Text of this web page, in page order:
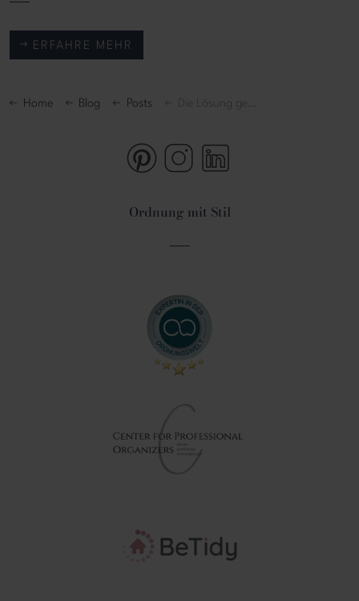
ERFAHRE MEHR
Home Blog Posts Die Lösung gegen Klamotten-Fehlkäufe!
Ordnung mit Stil